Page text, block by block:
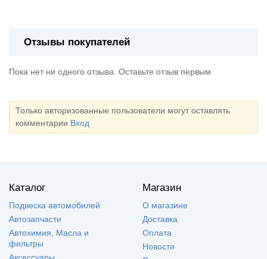
Отзывы покупателей
Пока нет ни одного отзыва. Оставьте отзыв первым
Только авторизованные пользователи могут оставлять
комментарии Вход
Каталог
Подвеска автомобилей
Автозапчасти
Автохимия, Масла и
фильтры
Аксессуары
Магазин
О магазине
Доставка
Оплата
Новости